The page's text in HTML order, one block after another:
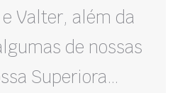
Valter, além da
de nossas
Superiora…